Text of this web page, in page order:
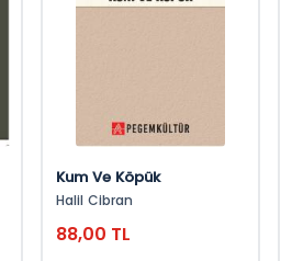
Kum Ve Köpük
Halil Cibran
88,00 TL